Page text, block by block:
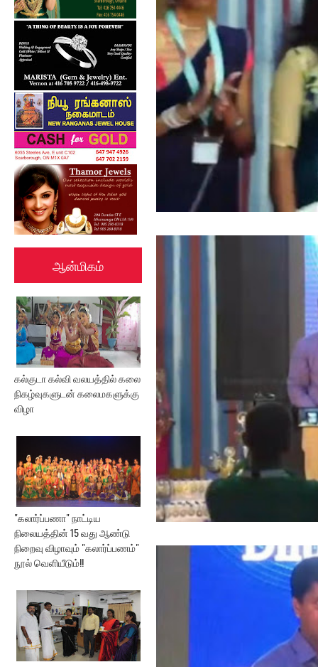
ஆன்மிகம்
கல்குடா கல்வி வலயத்தில் கலை
நிகழ்வுகளுடன் கலைமகளுக்கு
விழா
"கலார்ப்பணா" நாட்டிய
நிலையத்தின் 15 வது ஆண்டு
நிறைவு விழாவும் "கலார்ப்பணம்"
நூல் வெளியீடும்!!